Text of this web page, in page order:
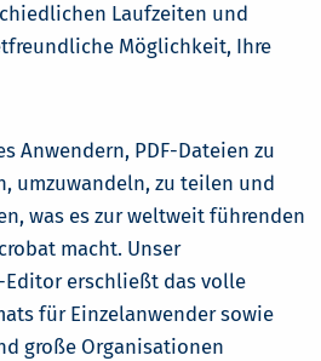
Laufzeiten und
Möglichkeit, Ihre
Anwendern, PDF-Dateien zu
umzuwandeln, zu teilen und
was es zur weltweit führenden
macht. Unser
erschließt das volle
für Einzelanwender sowie
große Organisationen